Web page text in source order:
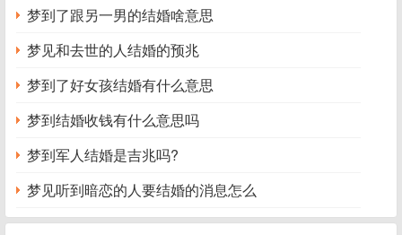
梦到了跟另一男的结婚啥意思
梦见和去世的人结婚的预兆
梦到了好女孩结婚有什么意思
梦到结婚收钱有什么意思吗
梦到军人结婚是吉兆吗?
梦见听到暗恋的人要结婚的消息怎么